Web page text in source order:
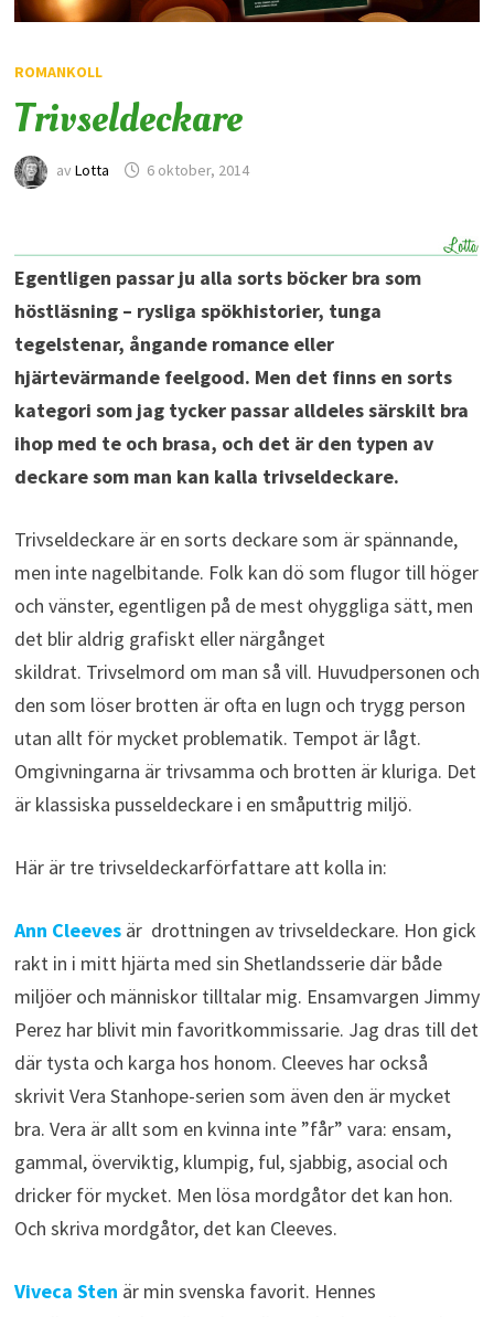
ROMANKOLL
Trivseldeckare
av Lotta 6 oktober, 2014
Egentligen passar ju alla sorts böcker bra som
höstläsning – rysliga spökhistorier, tunga
tegelstenar, ångande romance eller
hjärtevärmande feelgood. Men det finns en sorts
kategori som jag tycker passar alldeles särskilt bra
ihop med te och brasa, och det är den typen av
deckare som man kan kalla trivseldeckare.
Trivseldeckare är en sorts deckare som är spännande,
men inte nagelbitande. Folk kan dö som flugor till höger
och vänster, egentligen på de mest ohyggliga sätt, men
det blir aldrig grafiskt eller närgånget
skildrat. Trivselmord om man så vill. Huvudpersonen och
den som löser brotten är ofta en lugn och trygg person
utan allt för mycket problematik. Tempot är lågt.
Omgivningarna är trivsamma och brotten är kluriga. Det
är klassiska pusseldeckare i en småputtrig miljö.
Här är tre trivseldeckarförfattare att kolla in:
Ann Cleevesär drottningen av trivseldeckare. Hon gick
rakt in i mitt hjärta med sin Shetlandsserie där både
miljöer och människor tilltalar mig. Ensamvargen Jimmy
Perez har blivit min favoritkommissarie. Jag dras till det
där tysta och karga hos honom. Cleeves har också
skrivit Vera Stanhope-serien som även den är mycket
bra. Vera är allt som en kvinna inte ”får” vara: ensam,
gammal, överviktig, klumpig, ful, sjabbig, asocial och
dricker för mycket. Men lösa mordgåtor det kan hon.
Och skriva mordgåtor, det kan Cleeves.
Viveca Sten är min svenska favorit. Hennes